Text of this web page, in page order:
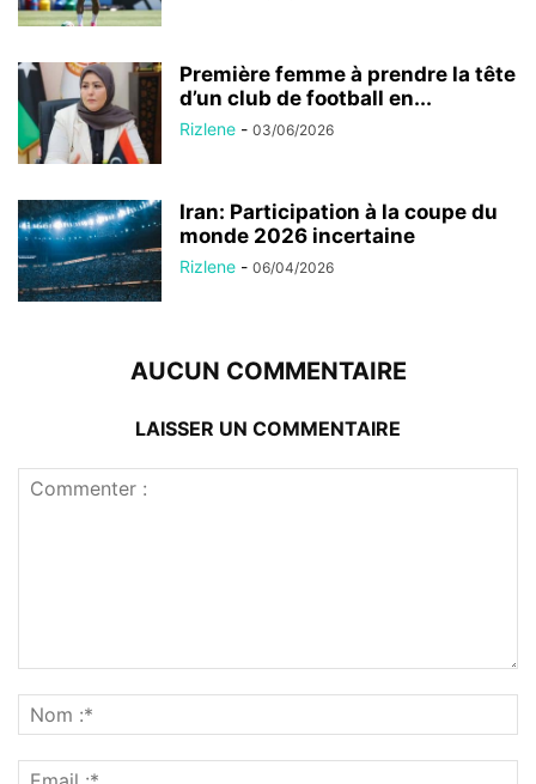
Première femme à prendre la tête
d’un club de football en...
Rizlene - 03/06/2026
Iran: Participation à la coupe du
monde 2026 incertaine
Rizlene - 06/04/2026
AUCUN COMMENTAIRE
LAISSER UN COMMENTAIRE